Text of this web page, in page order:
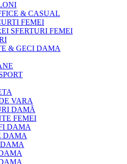
& CASUAL
FEMEI
SFERTURI FEMEI
& GECI DAMA
VARA
DAMĂ
FEMEI
DAMA
DAMA